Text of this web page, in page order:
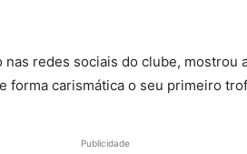
redes sociais do clube, mostrou
forma carismática o seu primeiro
Publicidade